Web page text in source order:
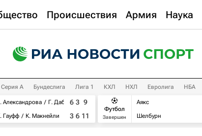
Происшествия Армия Наука
Серия А Бундеслига Лига 1 КХЛ НХЛ Евролига НБА
Александрова
Г. Дабровски
Гауфф
К. Макнейли
6 3 9
3 6 11
Футбол
Завершен
Аякс
Шелбурн